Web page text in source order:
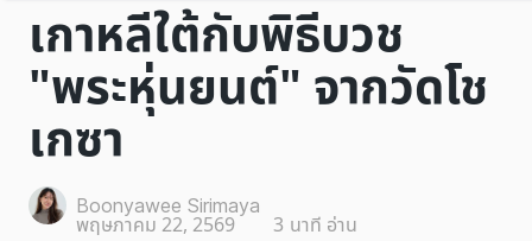
เกาหลีใต้กับพิธีบวช
"พระหุ่นยนต์" จากวัดโช
เกซา
Boonyawee Sirimaya
พฤษภาคม 22, 2569 3 นาที อ่าน